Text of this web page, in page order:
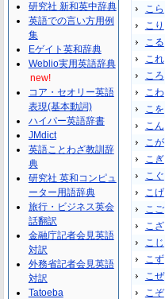
こら
こり
こる
これ
ころ
こわ
こを
こん
こが
こぎ
こぐ
こげ
こご
こざ
こじ
こず
こぜ
こぞ
研究社 新和英中辞典
英語での言い方用例
集
Eゲイト英和辞典
Weblio実用英語辞典
new!
コア・セオリー英語
表現(基本動詞)
ハイパー英語辞書
JMdict
英語ことわざ教訓辞
典
研究社 英和コンピュ
ーター用語辞典
旅行・ビジネス英会
話翻訳
金融庁記者会見英語
対訳
外務省記者会見英語
対訳
Tatoeba